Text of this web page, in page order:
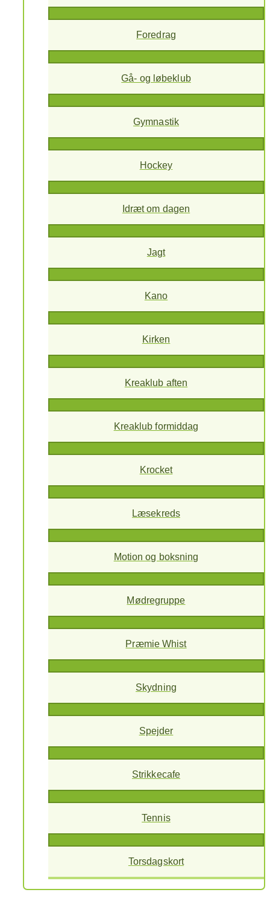
Foredrag
Gå- og løbeklub
Gymnastik
Hockey
Idræt om dagen
Jagt
Kano
Kirken
Kreaklub aften
Kreaklub formiddag
Krocket
Læsekreds
Motion og boksning
Mødregruppe
Præmie Whist
Skydning
Spejder
Strikkecafe
Tennis
Torsdagskort